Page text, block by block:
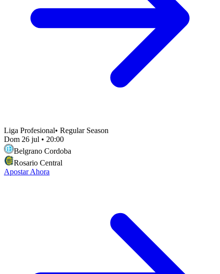
Liga Profesional• Regular Season
Dom 26 jul • 20:00
Belgrano Cordoba
Rosario Central
Apostar Ahora